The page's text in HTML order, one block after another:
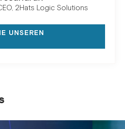
2Hats Logic Solutions
UNSEREN